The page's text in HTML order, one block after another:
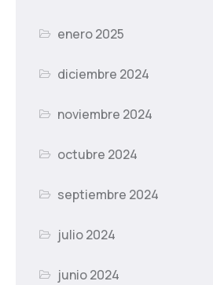
enero 2025
diciembre 2024
noviembre 2024
octubre 2024
septiembre 2024
julio 2024
junio 2024